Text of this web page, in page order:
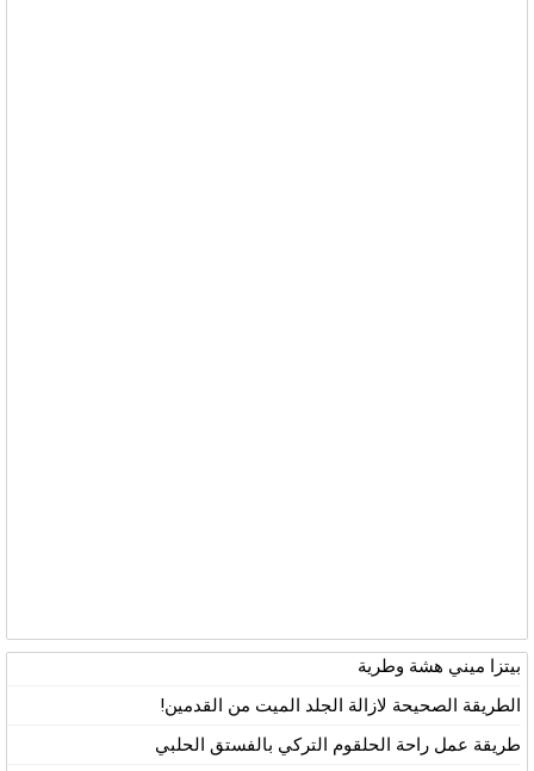
بيتزا ميني هشة وطرية
الطريقة الصحيحة لازالة الجلد الميت من القدمين!
طريقة عمل راحة الحلقوم التركي بالفستق الحلبي